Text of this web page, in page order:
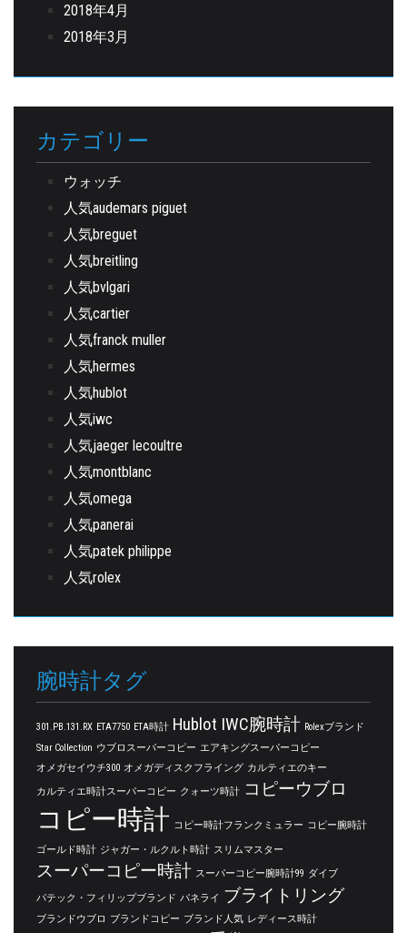
2018年4月
2018年3月
カテゴリー
ウォッチ
人気audemars piguet
人気breguet
人気breitling
人気bvlgari
人気cartier
人気franck muller
人気hermes
人気hublot
人気iwc
人気jaeger lecoultre
人気montblanc
人気omega
人気panerai
人気patek philippe
人気rolex
腕時計タグ
301.PB.131.RX ETA7750 ETA時計 Hublot IWC腕時計 Rolexブランド
Star Collection ウブロスーパーコピー エアキングスーパーコピー
オメガセイウチ300 オメガディスクフライング カルティエのキー
カルティエ時計スーパーコピー クォーツ時計 コピーウブロ
コピー時計 コピー時計フランクミュラー コピー腕時計
ゴールド時計 ジャガー・ルクルト時計 スリムマスター
スーパーコピー時計 スーパーコピー腕時計99 ダイブ
パテック・フィリップブランド パネライ ブライトリング
ブランドウブロ ブランドコピー ブランド人気 レディース時計